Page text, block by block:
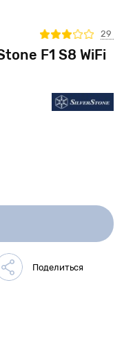
F1 S8 WiFi
29